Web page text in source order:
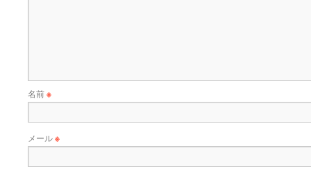
名前※
メール※